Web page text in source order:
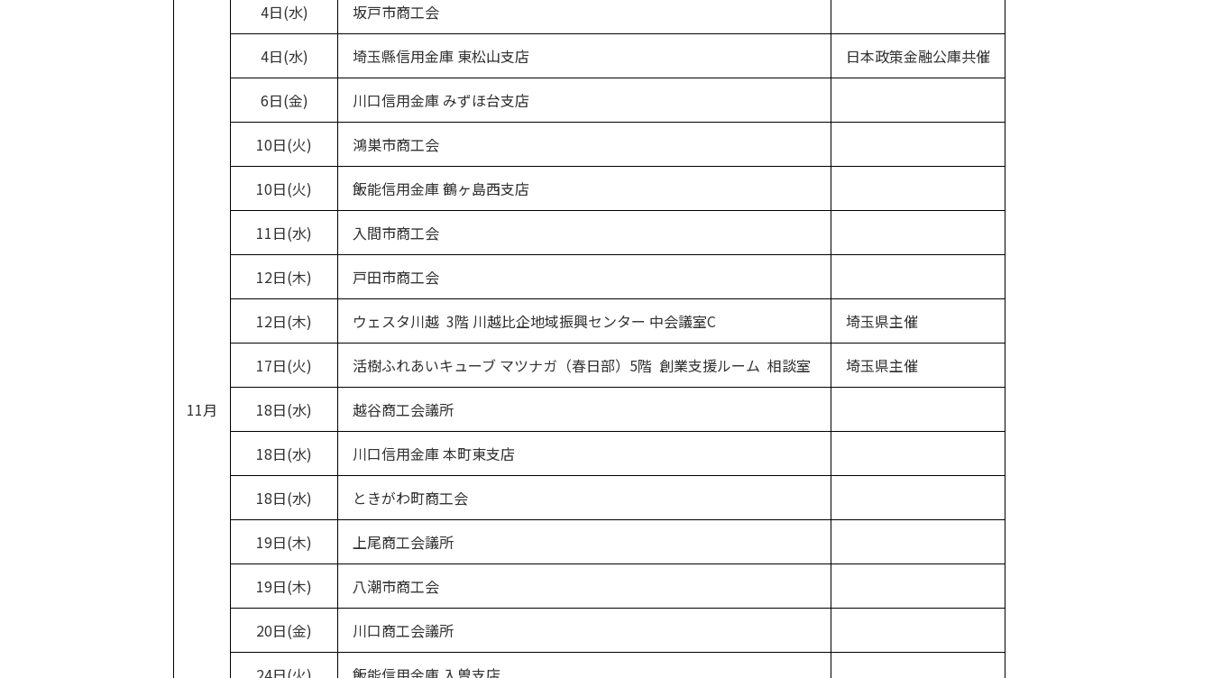
11月
4日(水) 坂戸市商工会
4日(水) 埼玉縣信用金庫 東松山支店 日本政策金融公庫共催
6日(金) 川口信用金庫 みずほ台支店
10日(火) 鴻巣市商工会
10日(火) 飯能信用金庫 鶴ヶ島西支店
11日(水) 入間市商工会
12日(木) 戸田市商工会
12日(木) ウェスタ川越 3階 川越比企地域振興センター 中会議室C 埼玉県主催
17日(火) 活樹ふれあいキューブ マツナガ（春日部）5階 創業支援ルーム 相談室 埼玉県主催
18日(水) 越谷商工会議所
18日(水) 川口信用金庫 本町東支店
18日(水) ときがわ町商工会
19日(木) 上尾商工会議所
19日(木) 八潮市商工会
20日(金) 川口商工会議所